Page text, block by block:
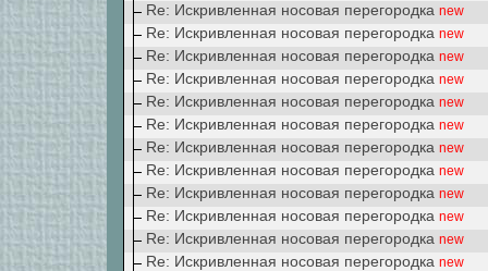
Re: Искривленная носовая перегородка new
Re: Искривленная носовая перегородка new
Re: Искривленная носовая перегородка new
Re: Искривленная носовая перегородка new
Re: Искривленная носовая перегородка new
Re: Искривленная носовая перегородка new
Re: Искривленная носовая перегородка new
Re: Искривленная носовая перегородка new
Re: Искривленная носовая перегородка new
Re: Искривленная носовая перегородка new
Re: Искривленная носовая перегородка new
Re: Искривленная носовая перегородка new